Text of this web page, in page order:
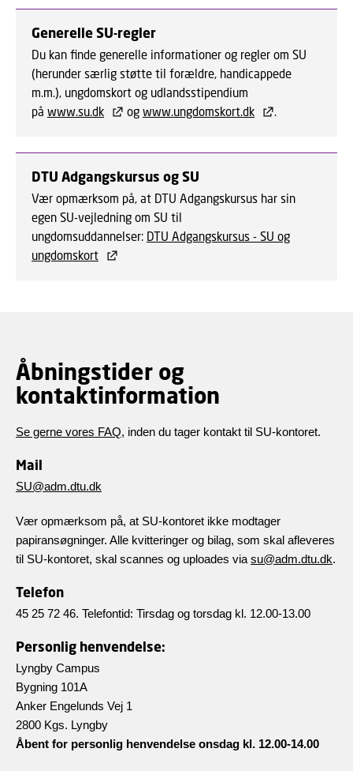
Generelle SU-regler
Du kan finde generelle informationer og regler om SU
(herunder særlig støtte til forældre, handicappede
m.m.), ungdomskort og udlandsstipendium
på www.su.dk og www.ungdomskort.dk .
DTU Adgangskursus og SU
Vær opmærksom på, at DTU Adgangskursus har sin
egen SU-vejledning om SU til
ungdomsuddannelser: DTU Adgangskursus - SU og
ungdomskort
Åbningstider og
kontaktinformation
Se gerne vores FAQ, inden du tager kontakt til SU-kontoret.
Mail
SU@adm.dtu.dk
Vær opmærksom på, at SU-kontoret ikke modtager
papiransøgninger. Alle kvitteringer og bilag, som skal afleveres
til SU-kontoret, skal scannes og uploades via su@adm.dtu.dk.
Telefon
45 25 72 46. Telefontid: Tirsdag og torsdag kl. 12.00-13.00
Personlig henvendelse:
Lyngby Campus
Bygning 101A
Anker Engelunds Vej 1
2800 Kgs. Lyngby
Åbent for personlig henvendelse onsdag kl. 12.00-14.00